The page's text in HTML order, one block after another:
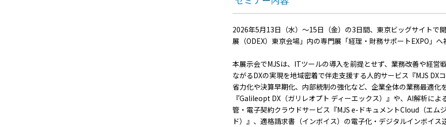
2026年5月13日（水）～15日（金）の3日間、東京ビッグサイト
展（ODEX）東京会場」内の専門展「経理・財務サポートEXPO」へ
本展示会でMJSは、ITツールの導入を前提とせず、業務改善や経営
ながるDXの実現を地域密着で伴走支援する人的サービス『MJS DX
省力化や決算早期化、内部統制の強化など、企業全体の業務最適化
『Galileopt DX（ガリレオプト ディーエックス）』や、AI解析に
管・電子契約クラウドサービス『MJS e-ドキュメントCloud（エム
ド）』、適格請求書（インボイス）の電子化・デジタルインボイ